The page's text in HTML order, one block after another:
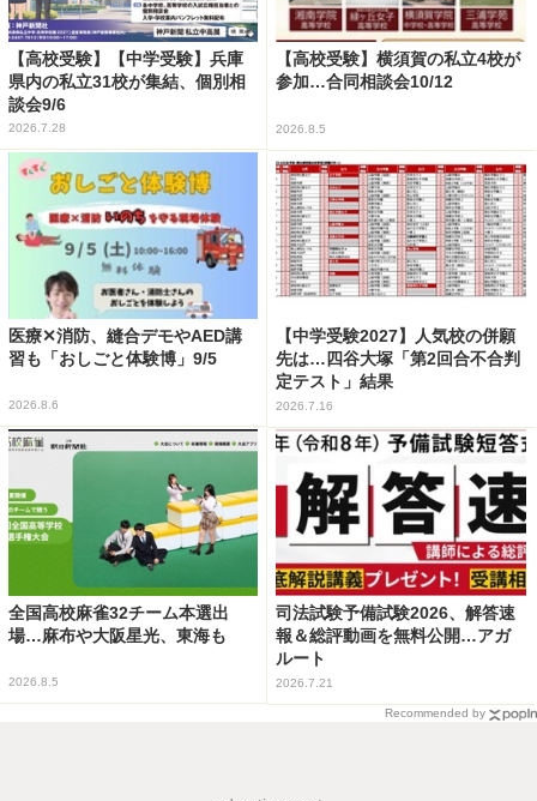
【高校受験】【中学受験】兵庫
県内の私立31校が集結、個別相
談会9/6
2026.7.28
【高校受験】横須賀の私立4校が
参加…合同相談会10/12
2026.8.5
医療✕消防、縫合デモやAED講
習も「おしごと体験博」9/5
2026.8.6
【中学受験2027】人気校の併願
先は…四谷大塚「第2回合不合判
定テスト」結果
2026.7.16
全国高校麻雀32チーム本選出
場…麻布や大阪星光、東海も
2026.8.5
司法試験予備試験2026、解答速
報＆総評動画を無料公開…アガ
ルート
2026.7.21
Recommended by